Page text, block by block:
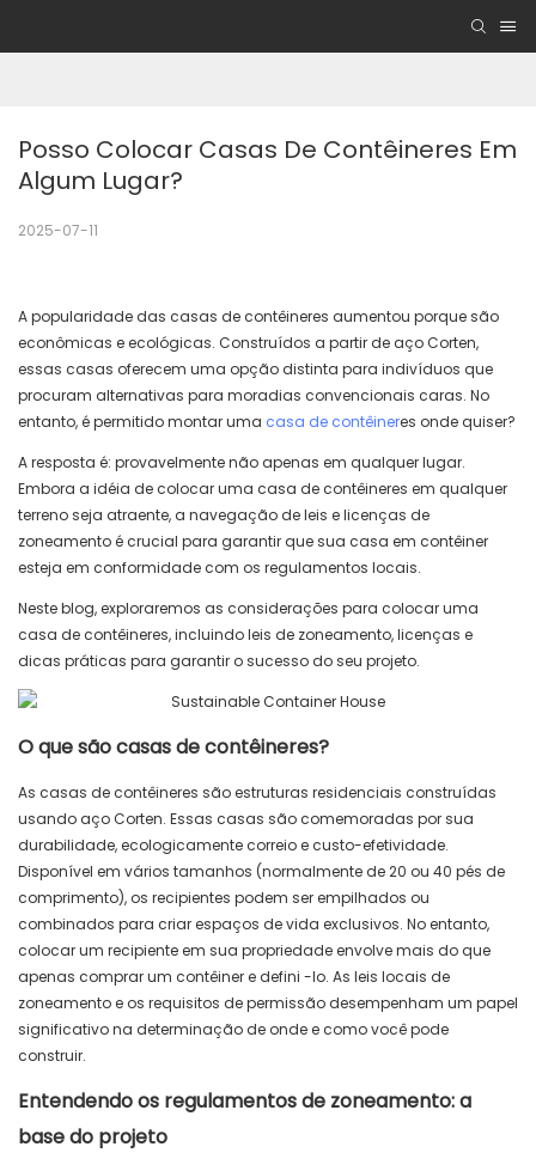
Posso Colocar Casas De Contêineres Em
Algum Lugar?
2025-07-11
A popularidade das casas de contêineres aumentou porque são
econômicas e ecológicas. Construídos a partir de aço Corten,
essas casas oferecem uma opção distinta para indivíduos que
procuram alternativas para moradias convencionais caras. No
entanto, é permitido montar uma casa de contêineres onde quiser?
A resposta é: provavelmente não apenas em qualquer lugar.
Embora a idéia de colocar uma casa de contêineres em qualquer
terreno seja atraente, a navegação de leis e licenças de
zoneamento é crucial para garantir que sua casa em contêiner
esteja em conformidade com os regulamentos locais.
Neste blog, exploraremos as considerações para colocar uma
casa de contêineres, incluindo leis de zoneamento, licenças e
dicas práticas para garantir o sucesso do seu projeto.
O que são casas de contêineres?
As casas de contêineres são estruturas residenciais construídas
usando aço Corten. Essas casas são comemoradas por sua
durabilidade, ecologicamente correio e custo-efetividade.
Disponível em vários tamanhos (normalmente de 20 ou 40 pés de
comprimento), os recipientes podem ser empilhados ou
combinados para criar espaços de vida exclusivos. No entanto,
colocar um recipiente em sua propriedade envolve mais do que
apenas comprar um contêiner e defini -lo. As leis locais de
zoneamento e os requisitos de permissão desempenham um papel
significativo na determinação de onde e como você pode
construir.
Entendendo os regulamentos de zoneamento: a
base do projeto